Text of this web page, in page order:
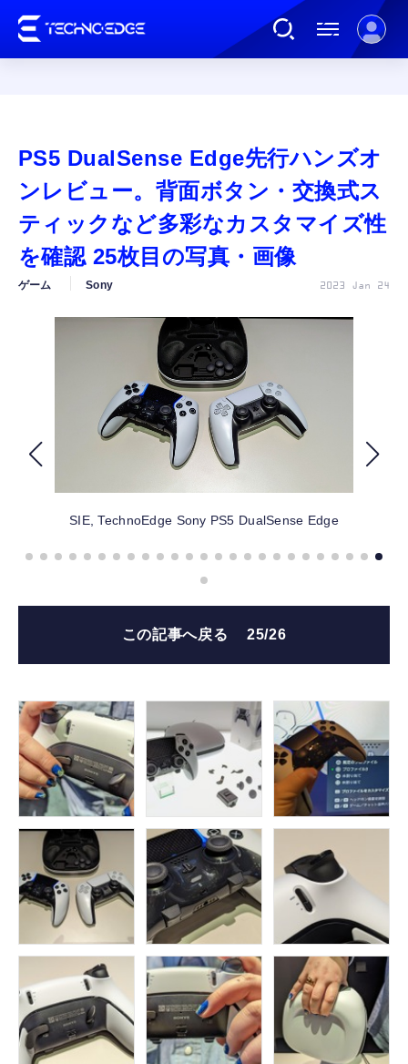
AI
ガジェット
カルチャー
公式ストア
FOLLOW US
PS5 DualSense Edge先行ハンズオ
ンレビュー。背面ボタン・交換式ス
ティックなど多彩なカスタマイズ性
を確認 25枚目の写真・画像
ゲーム Sony 2023 Jan 24
SIE, TechnoEdge Sony PS5 DualSense Edge
この記事へ戻る 25/26